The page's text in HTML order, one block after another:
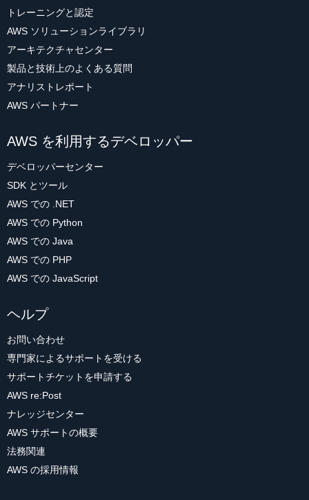
トレーニングと認定
AWS ソリューションライブラリ
アーキテクチャセンター
製品と技術上のよくある質問
アナリストレポート
AWS パートナー
AWS を利用するデベロッパー
デベロッパーセンター
SDK とツール
AWS での .NET
AWS での Python
AWS での Java
AWS での PHP
AWS での JavaScript
ヘルプ
お問い合わせ
専門家によるサポートを受ける
サポートチケットを申請する
AWS re:Post
ナレッジセンター
AWS サポートの概要
法務関連
AWS の採用情報